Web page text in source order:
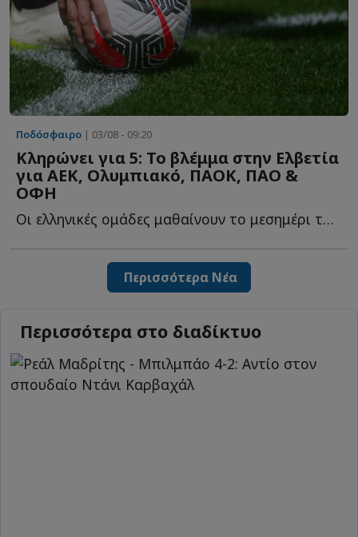
Ποδόσφαιρο | 03/08 - 09:20
Κληρώνει για 5: Το βλέμμα στην Ελβετία
για ΑΕΚ, Ολυμπιακό, ΠΑΟΚ, ΠAO &
ΟΦΗ
Οι ελληνικές ομάδες μαθαίνουν το μεσημέρι τους αντιπάλους τ...
Περισσότερα Νέα
Περισσότερα στο διαδίκτυο